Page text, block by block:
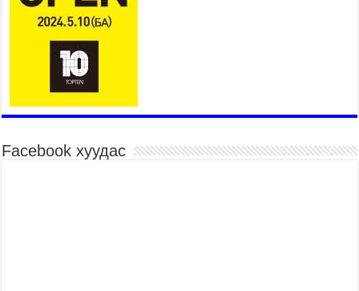
Үндэсний их баяр наадмын шагайн харваа
насанд хүрэгчдийн багийн харваагаар
үргэлжилж байна
2026 оны 7 сар 15 / 10 цаг 52 минут
Үндэсний их баяр наадмын хүчит бөхийн
барилдаан эхэллээ
2026 оны 7 сар 15 / 10 цаг 46 минут
Үндэсний хувцасны өдрийг тохиолдуулан
“Дээлтэй монгол наадам” боллоо
Facebook хуудас